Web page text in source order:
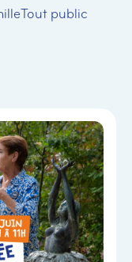
Tout public